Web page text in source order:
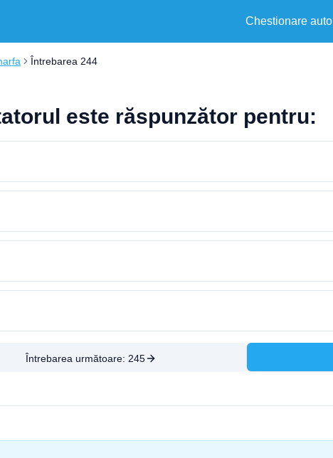
Chestionare auto
Întrebarea 244
este răspunzător pentru:
Întrebarea următoare: 245